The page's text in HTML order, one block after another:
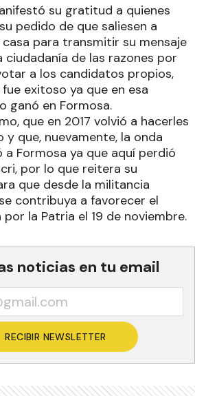
su gratitud a quienes
pedido de que saliesen a
para transmitir su mensaje
ciudadanía de las razones por
a los candidatos propios,
exitoso ya que en esa
ganó en Formosa.
que en 2017 volvió a hacerles
y que, nuevamente, la onda
a Formosa ya que aquí perdió
por lo que reitera su
que desde la militancia
contribuya a favorecer el
la Patria el 19 de noviembre.
noticias en tu email
RECIBIR NEWSLETTER